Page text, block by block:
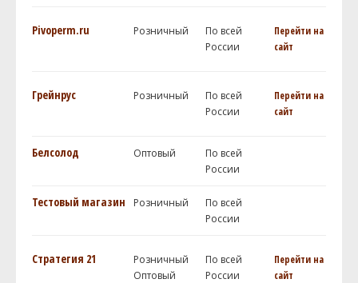
Pivoperm.ru Розничный
По всей
России
Перейти на
сайт
Грейнрус Розничный
По всей
России
Перейти на
сайт
Белсолод Оптовый
По всей
России
Тестовый магазин Розничный
По всей
России
Стратегия 21
Розничный
Оптовый
По всей
России
Перейти на
сайт